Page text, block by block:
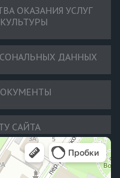
ОКАЗАНИЯ УСЛУГ
ДАННЫХ
САЙТА